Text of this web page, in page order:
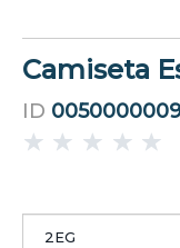
Camiseta
ID